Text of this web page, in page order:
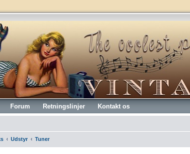
Forum Retningslinjer Kontakt os
Udstyr Tuner